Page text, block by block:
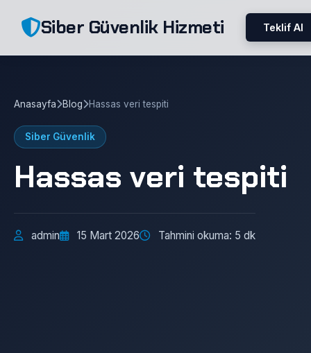
Siber Güvenlik Hizmeti Teklif Al
Anasayfa Blog Hassas veri tespiti
Siber Güvenlik
Hassas veri tespiti
admin 15 Mart 2026 Tahmini okuma: 5 dk